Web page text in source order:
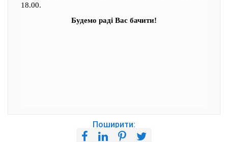
18.00.
Будемо раді Вас бачити!
Поширити: